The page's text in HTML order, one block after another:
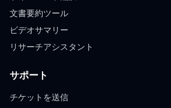
文書要約ツール
ビデオサマリー
リサーチアシスタント
サポート
チケットを送信